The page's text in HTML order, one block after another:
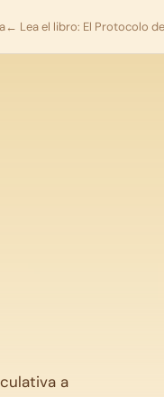
← Lea el libro: El Protocolo
a